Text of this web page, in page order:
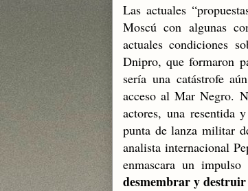
Las actuales
Moscú con algunas
actuales condiciones
Dnipro, que formaron
sería una catástrofe
acceso al Mar Negro.
actores, una resentida
punta de lanza militar
analista internacional
enmascara un
desmembrar y